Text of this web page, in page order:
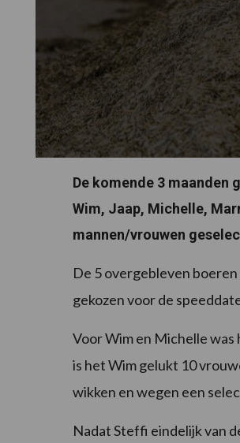
De komende 3 maanden
Wim, Jaap, Michelle,
mannen/vrouwen
De 5 overgebleven
gekozen voor de
Voor Wim en Michelle
is het Wim gelukt 10
wikken en wegen een
Nadat Steffi eindelijk van